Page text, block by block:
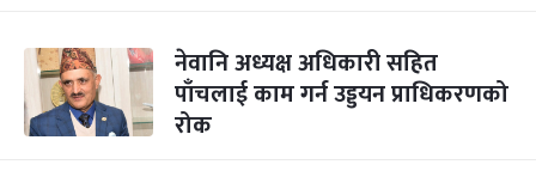
नेवानि अध्यक्ष अधिकारी सहित
पाँचलाई काम गर्न उड्डयन प्राधिकरणको
रोक